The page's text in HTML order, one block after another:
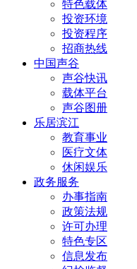
特色载体
投资环境
投资程序
招商热线
中国声谷
声谷快讯
载体平台
声谷图册
乐居滨江
教育事业
医疗文体
休闲娱乐
政务服务
办事指南
政策法规
许可办理
特色专区
信息发布